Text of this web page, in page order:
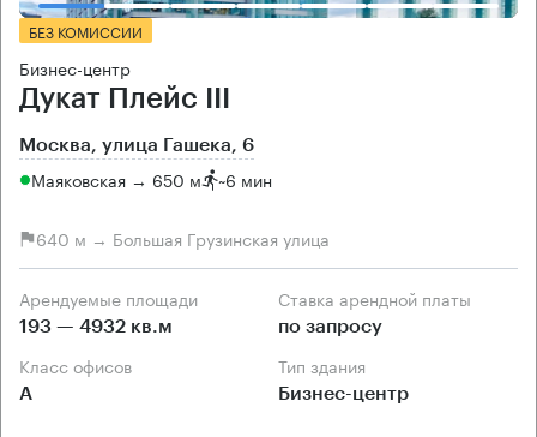
БЕЗ КОМИССИИ
Бизнес-центр
Дукат Плейс III
Москва, улица Гашека, 6
Маяковская → 650 м ~6 мин
640 м → Большая Грузинская улица
Арендуемые площади
193 — 4932 кв.м
Ставка арендной платы
по запросу
Класс офисов
А
Тип здания
Бизнес-центр